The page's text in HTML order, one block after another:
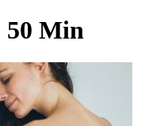
50 Min